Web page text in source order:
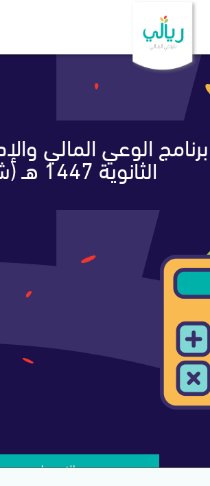
برنامج الوعي المالي
الثانوية 1447 هـ (شباب)
التسجيل